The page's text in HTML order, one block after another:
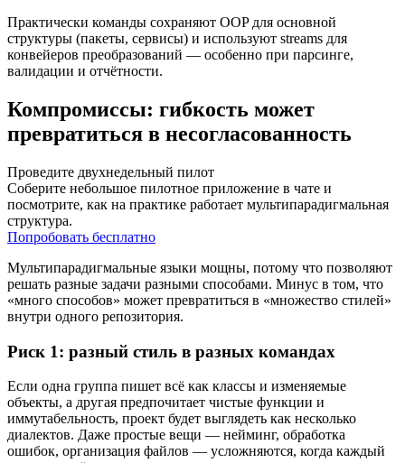
Практически команды сохраняют OOP для основной
структуры (пакеты, сервисы) и используют streams для
конвейеров преобразований — особенно при парсинге,
валидации и отчётности.
Компромиссы: гибкость может
превратиться в несогласованность
Проведите двухнедельный пилот
Соберите небольшое пилотное приложение в чате и
посмотрите, как на практике работает мультипарадигмальная
структура.
Попробовать бесплатно
Мультипарадигмальные языки мощны, потому что позволяют
решать разные задачи разными способами. Минус в том, что
«много способов» может превратиться в «множество стилей»
внутри одного репозитория.
Риск 1: разный стиль в разных командах
Если одна группа пишет всё как классы и изменяемые
объекты, а другая предпочитает чистые функции и
иммутабельность, проект будет выглядеть как несколько
диалектов. Даже простые вещи — нейминг, обработка
ошибок, организация файлов — усложняются, когда каждый